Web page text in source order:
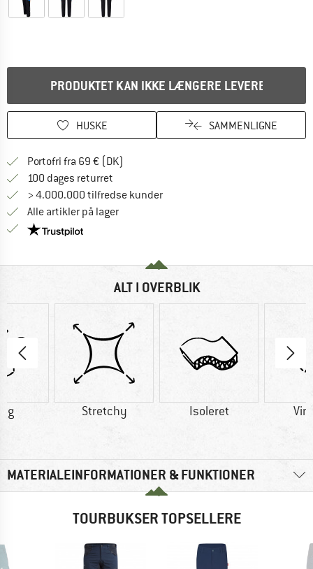
PRODUKTET KAN IKKE LÆNGERE LEVERES
HUSKE SAMMENLIGNE
Portofri fra 69 € (DK)
100 dages returret
> 4.000.000 tilfredse kunder
Alle artikler på lager
Vi er Trustpilot-certificeret - oplysningerne får du
ALT I OVERBLIK
g Stretchy Isoleret
MATERIALEINFORMATIONER & FUNKTIONER
TOURBUKSER TOPSELLERE